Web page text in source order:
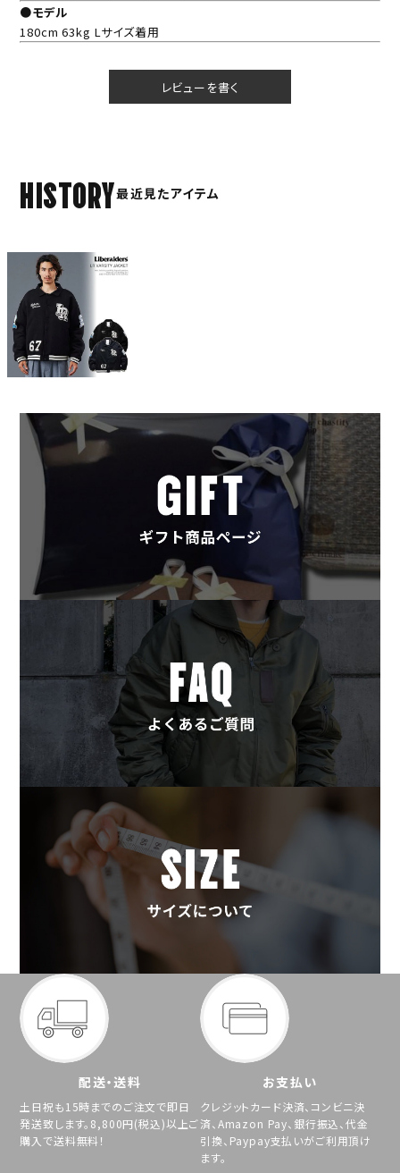
●モデル
180cm 63kg Lサイズ着用
レビューを書く
HISTORY最近見たアイテム
配送・送料
土日祝も15時までのご注文で即日
発送致します。8,800円(税込)以上ご
購入で送料無料！
お支払い
クレジットカード決済、コンビニ決
済、Amazon Pay、銀行振込、代金
引換、Paypay支払いがご利用頂け
ます。